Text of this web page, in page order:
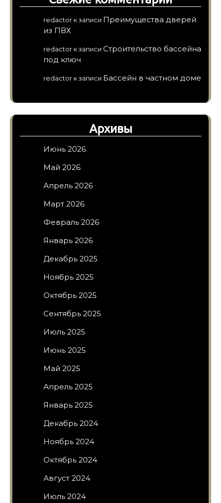
redactor к записи Преимущества дверей
из ПВХ
redactor к записи Строительство бассейна
под ключ
redactor к записи Бассейн в частном доме
Архивы
Июнь 2026
Май 2026
Апрель 2026
Март 2026
Февраль 2026
Январь 2026
Декабрь 2025
Ноябрь 2025
Октябрь 2025
Сентябрь 2025
Июль 2025
Июнь 2025
Май 2025
Апрель 2025
Январь 2025
Декабрь 2024
Ноябрь 2024
Октябрь 2024
Август 2024
Июль 2024